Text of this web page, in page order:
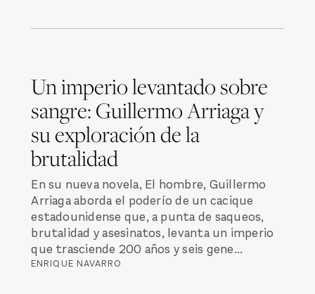
Un imperio levantado sobre
sangre: Guillermo Arriaga y
su exploración de la
brutalidad
En su nueva novela, El hombre, Guillermo
Arriaga aborda el poderío de un cacique
estadounidense que, a punta de saqueos,
brutalidad y asesinatos, levanta un imperio
que trasciende 200 años y seis gene...
ENRIQUE NAVARRO